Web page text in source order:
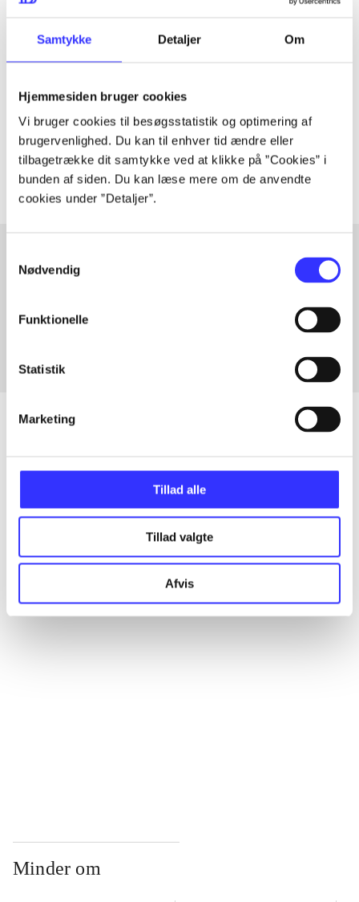
Samtykke Detaljer Om
Hjemmesiden bruger cookies
Vi bruger cookies til besøgsstatistik og optimering af
brugervenlighed. Du kan til enhver tid ændre eller
tilbagetrække dit samtykke ved at klikke på ”Cookies” i
bunden af siden. Du kan læse mere om de anvendte
cookies under ”Detaljer”.
Nødvendig
Funktionelle
Statistik
Marketing
Tillad alle
Tillad valgte
Afvis
Tidsskrift
lorem ipsum dolor sit amet ...
Tidsskrift
Artiklerne i handler ofte om
Fra
Artikler
Alle registrerede artikler fordelt på udgivelser
Minder om